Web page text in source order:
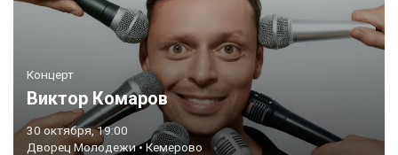
Концерт
Виктор Комаров
30 октября, 19:00
Дворец Молодежи • Кемерово